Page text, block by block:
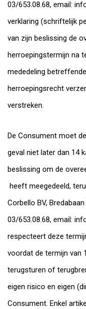
03/653.08.68, email:
verklaring (schriftelijk
van zijn beslissing de
herroepingstermijn na
mededeling
herroepingsrecht
verstreken.
De Consument moet
geval niet later dan 14
beslissing om de
heeft meegedeeld,
Corbello BV,
03/653.08.68, email:
respecteert deze
voordat de termijn van
terugsturen of
eigen risico en eigen
Consument. Enkel